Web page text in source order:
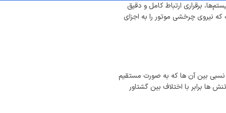
برقراری ارتباط کامل و دقیق
نیروی چرخشی موتور را به اجزای
نسبی بین آن ها که به صورت مستقیم
برابر با اختلاف بین گشتاور